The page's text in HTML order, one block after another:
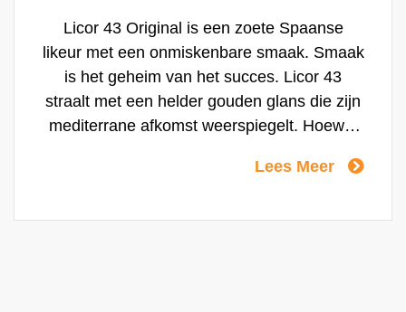
Licor 43 Original is een zoete Spaanse
likeur met een onmiskenbare smaak. Smaak
is het geheim van het succes. Licor 43
straalt met een helder gouden glans die zijn
mediterrane afkomst weerspiegelt. Hoewel
of zonder ijs, zijn de smaken zo harmonieus
gemixt met andere drankjes. Licor 43 is
Lees Meer